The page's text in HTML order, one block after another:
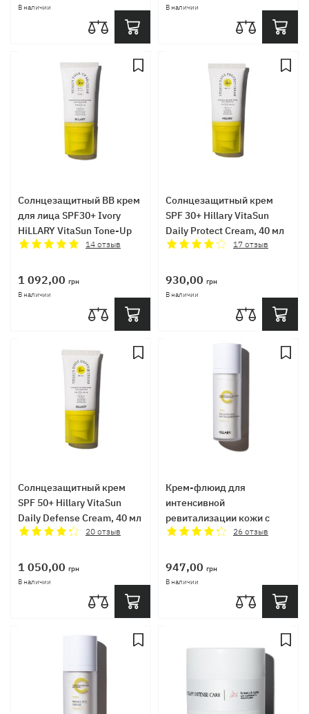
В наличии В наличии
Солнцезащитный BB крем
для лица SPF30+ Ivory
HiLLARY VitaSun Tone-Up
BB Cream All Day Protect
14отзыв
1 092,00 грн
В наличии
Солнцезащитный крем
SPF 30+ Hillary VitaSun
Daily Protect Cream, 40 мл
17отзыв
930,00 грн
В наличии
Солнцезащитный крем
SPF 50+ Hillary VitaSun
Daily Defense Cream, 40 мл
20отзыв
1 050,00 грн
В наличии
Крем-флюид для
интенсивной
ревитализации кожи с
витамином C Hillary
Revitalization Fluid, 30 мл
26отзыв
947,00 грн
В наличии